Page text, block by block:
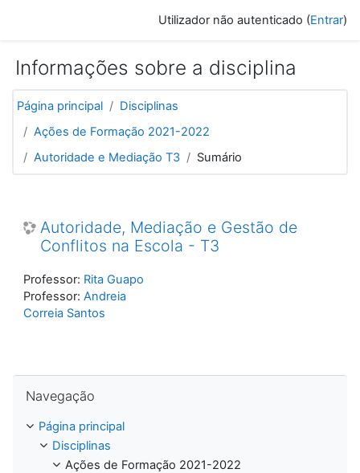
Utilizador não autenticado (Entrar)
Informações sobre a disciplina
Página principal
Disciplinas
Ações de Formação 2021-2022
Autoridade e Mediação T3
Sumário
Autoridade, Mediação e Gestão de
Conflitos na Escola - T3
Professor: Rita Guapo
Professor: Andreia
Correia Santos
Navegação
Página principal
Disciplinas
Ações de Formação 2021-2022